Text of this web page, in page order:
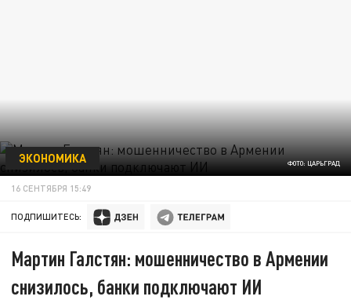
ФОТО: ЦАРЬГРАД
ЭКОНОМИКА
16 СЕНТЯБРЯ 15:49
ПОДПИШИТЕСЬ:
Мартин Галстян: мошенничество в Армении
снизилось, банки подключают ИИ